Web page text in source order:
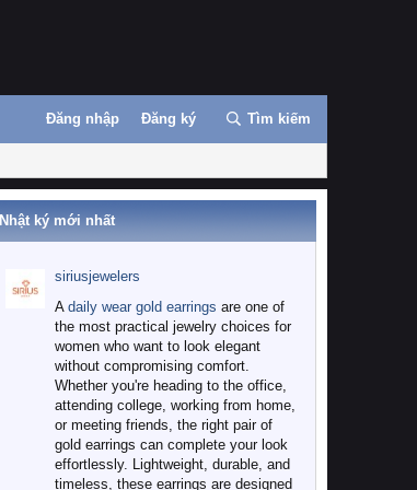
Đăng nhập Đăng ký Tìm kiếm
Nhật ký mới nhất
siriusjewelers
A daily wear gold earrings are one of
the most practical jewelry choices for
women who want to look elegant
without compromising comfort.
Whether you're heading to the office,
attending college, working from home,
or meeting friends, the right pair of
gold earrings can complete your look
effortlessly. Lightweight, durable, and
timeless, these earrings are designed